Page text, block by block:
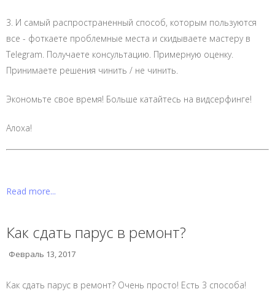
3. И самый распространенный способ, которым пользуются
все - фоткаете проблемные места и скидываете мастеру в
Telegram. Получаете консультацию. Примерную оценку.
Принимаете решения чинить / не чинить.
Экономьте свое время! Больше катайтесь на видсерфинге!
Алоха!
Read more...
Как сдать парус в ремонт?
Февраль 13, 2017
Как сдать парус в ремонт? Очень просто! Есть 3 способа!